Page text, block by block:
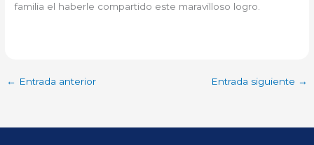
familia el haberle compartido este maravilloso logro.
← Entrada anterior Entrada siguiente →